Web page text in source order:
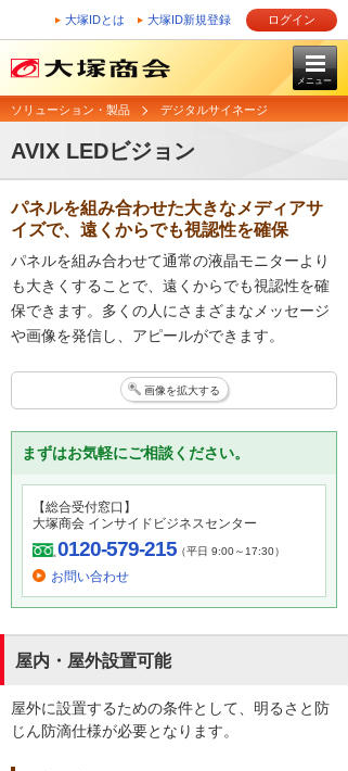
大塚IDとは 大塚ID新規登録 ログイン
メニュー
ソリューション・製品 デジタルサイネージ
AVIX LEDビジョン
パネルを組み合わせた大きなメディアサ
イズで、遠くからでも視認性を確保
パネルを組み合わせて通常の液晶モニターより
も大きくすることで、遠くからでも視認性を確
保できます。多くの人にさまざまなメッセージ
や画像を発信し、アピールができます。
画像を拡大する
まずはお気軽にご相談ください。
【総合受付窓口】
大塚商会 インサイドビジネスセンター
0120-579-215（平日 9:00～17:30）
お問い合わせ
屋内・屋外設置可能
屋外に設置するための条件として、明るさと防
じん防滴仕様が必要となります。